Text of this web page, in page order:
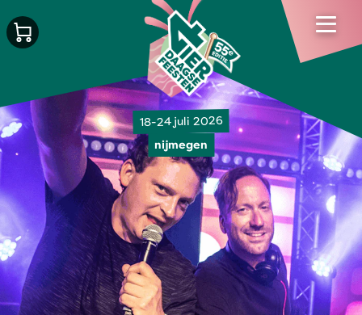
18-24 juli 2026
nijmegen